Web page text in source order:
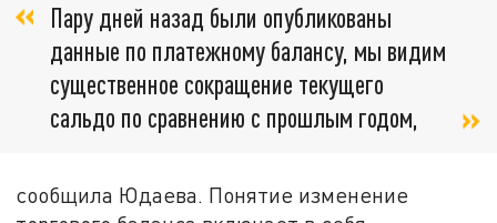
Пару дней назад были опубликованы
данные по платежному балансу, мы видим
существенное сокращение текущего
сальдо по сравнению с прошлым годом,
сообщила Юдаева. Понятие изменение